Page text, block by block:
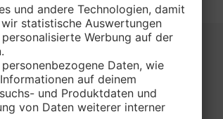
je Set